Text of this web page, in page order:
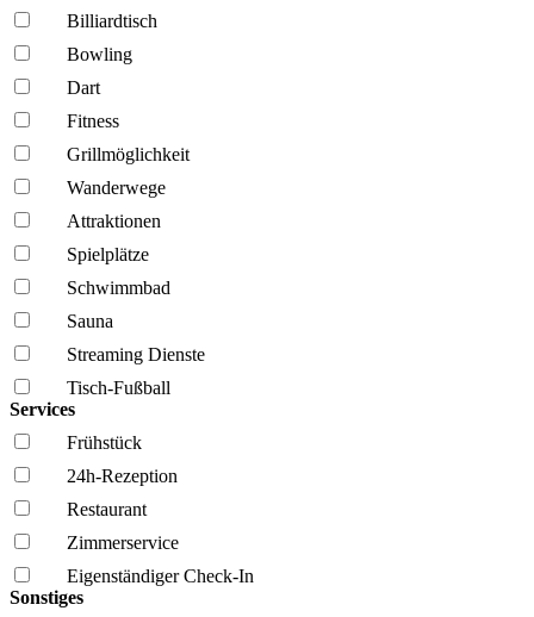
Billiardtisch
Bowling
Dart
Fitness
Grillmöglich­keit
Wanderwege
Attraktionen
Spielplätze
Schwimmbad
Sauna
Streaming Dienste
Tisch-Fußball
Services
Frühstück
24h-Rezeption
Restaurant
Zimmerservice
Eigenständiger Check-In
Sonstiges